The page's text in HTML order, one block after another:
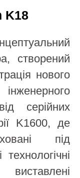
K18
створений
нового
серійних
K1600, де
під